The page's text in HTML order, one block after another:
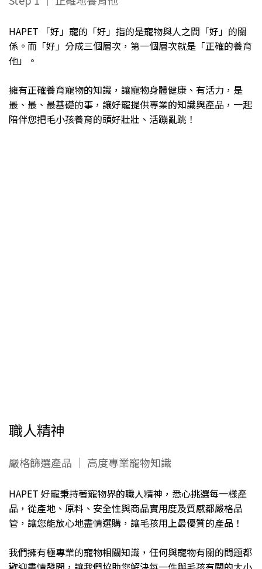
HAPET 「好」寵的「好」指的是寵物與人之間「好」的關
係。而「好」分成三個層次，第一個層次就是「正確的養育
他」。
擁有正確養育寵物的知識，讓寵物身體健康、有活力，是
最、最、最基礎的事，讓好寵提供專業的知識與產品，一起
陪伴您把毛小孩養育的頭好壯壯、活蹦亂跳！
職人精神
嚴格篩選產品 ｜ 高度專業寵物知識
HAPET 好寵秉持著寵物界的職人精神，悉心挑選每一樣產
品，從產地、原料、安全性與商品實用度及質感都嚴格品
管，讓您能放心地盡情選購，讓毛孩用上最優質的產品！
我們擁有極專業的寵物相關知識，任何與寵物有關的問題都